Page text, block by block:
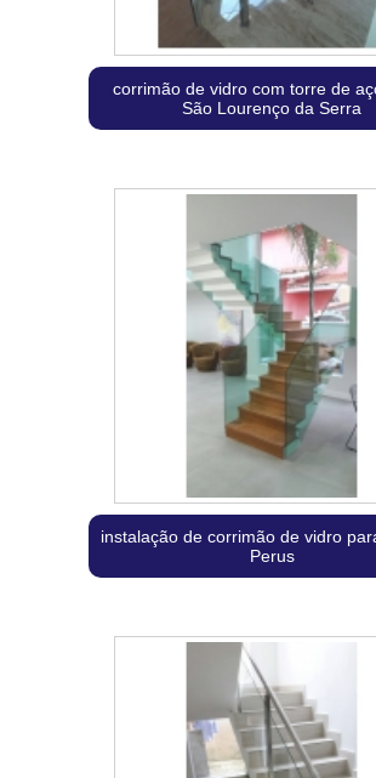
corrimão de vidro com torre de
São Lourenço da Serra
instalação de corrimão de vidro
Perus